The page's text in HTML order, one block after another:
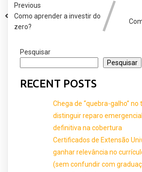
Previous
Como aprender a investir do
zero?
Pesquisar
Pesquisar
RECENT POSTS
Chega de “quebra-galho” no
distinguir reparo
definitiva na cobertura
Certificados de Extensão
ganhar relevância no
(sem confundir com